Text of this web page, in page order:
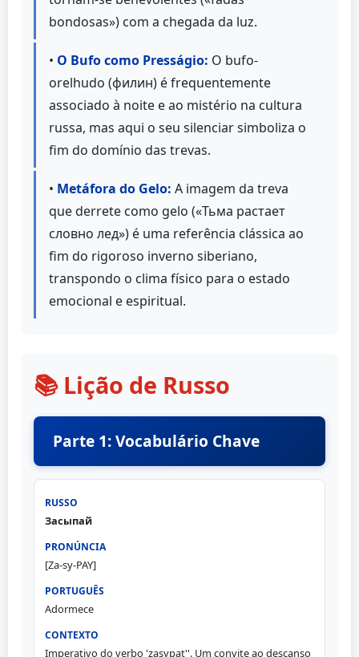
bondosas») com a chegada da luz.
• O Bufo como Presságio: O bufo-
orelhudo (филин) é frequentemente
associado à noite e ao mistério na cultura
russa, mas aqui o seu silenciar simboliza o
fim do domínio das trevas.
• Metáfora do Gelo: A imagem da treva
que derrete como gelo («Тьма растает
словно лед») é uma referência clássica ao
fim do rigoroso inverno siberiano,
transpondo o clima físico para o estado
emocional e espiritual.
📚 Lição de Russo
Parte 1: Vocabulário Chave
Засыпай
[Za-sy-PAY]
Adormece
Imperativo do verbo 'zasypat''. Um convite ao descanso